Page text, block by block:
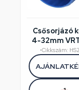
Csősorjázó
4-32mm
VALUE
•Cikkszám: